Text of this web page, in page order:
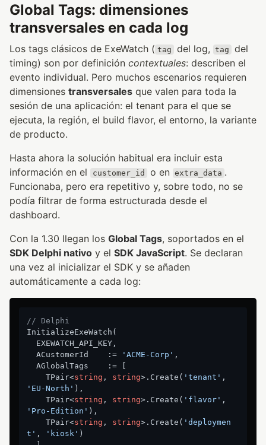
Global Tags: dimensiones
transversales en cada log
Los tags clásicos de ExeWatch ( tag del log, tag
del
timing) son por definición contextuales: describen el
evento individual. Pero muchos escenarios requieren
dimensiones transversales que valen para toda la
sesión de una aplicación: el tenant para el que se
ejecuta, la región, el build flavor, el entorno, la variante
de producto.
Hasta ahora la solución habitual era incluir esta
información en el
customer_id o en extra_data .
Funcionaba, pero era repetitivo y, sobre todo, no se
podía filtrar de forma estructurada desde el
dashboard.
Con la 1.30 llegan los Global Tags, soportados en el
SDK Delphi nativo y el SDK JavaScript. Se declaran
una vez al inicializar el SDK y se añaden
automáticamente a cada log:
// Delphi
InitializeExeWatch(
  ACustomerId    :=
'ACME-Corp' ,
    TPair<
string , string>.Create( 'tenant'
'EU-North' ),
    TPair<
string , string>.Create( 'flavor'
'Pro-Edition' ),
    TPair<
string , string>.Create( 'deploymen
t' , 'kiosk' )